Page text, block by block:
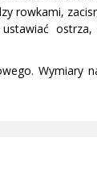
rowkami,
ostrza,
Wymiary